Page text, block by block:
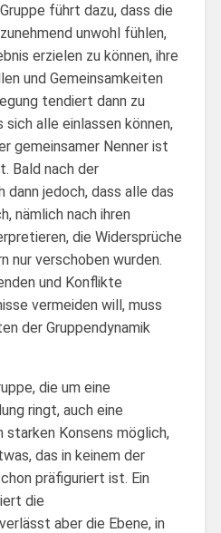
führt dazu, dass die
unwohl fühlen,
erzielen zu können, ihre
und Gemeinsamkeiten
tendiert dann zu
sich alle einlassen können,
gemeinsamer Nenner ist
Bald nach der
dann jedoch, dass alle das
nämlich nach ihren
die Widersprüche
nur verschoben wurden.
und Konflikte
vermeiden will, muss
der Gruppendynamik
die um eine
ringt, auch eine
starken Konsens möglich,
das in keinem der
präfiguriert ist. Ein
die
aber die Ebene, in